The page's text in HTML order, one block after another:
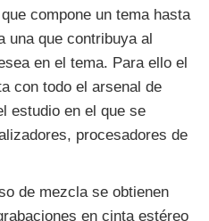
compone un tema hasta
una que contribuya al
en el tema. Para ello el
con todo el arsenal de
estudio en el que se
procesadores de
de mezcla se obtienen
en cinta estéreo